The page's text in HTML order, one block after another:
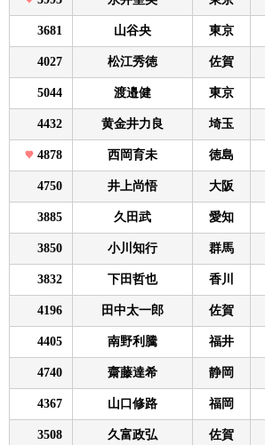
3681 山谷央 東京
4027 松江秀徳 佐賀
5044 渡邉健 東京
4432 黄金井力良 埼玉
4878 西岡育未 徳島
4750 井上尚悟 大阪
3885 久田武 愛知
3850 小川知行 群馬
3832 下田哲也 香川
4196 田中太一郎 佐賀
4405 南野利騰 福井
4740 齋藤達希 静岡
4367 山口修路 福岡
3508 久富政弘 佐賀